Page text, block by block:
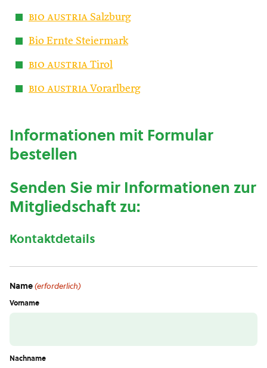
bio austria Salzburg
Bio Ernte Steiermark
bio austria Tirol
bio austria Vorarlberg
Informationen mit Formular
bestellen
Senden Sie mir Informationen zur
Mitgliedschaft zu:
Kontaktdetails
Name(erforderlich)
Vorname
Nachname